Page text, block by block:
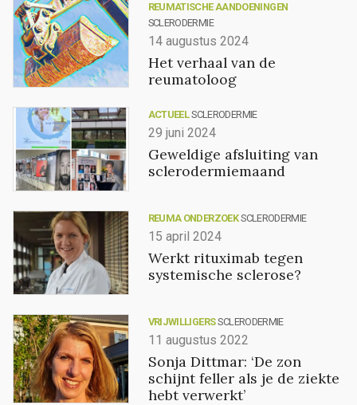
REUMATISCHE AANDOENINGEN
SCLERODERMIE
14 augustus 2024
Het verhaal van de
reumatoloog
ACTUEEL SCLERODERMIE
29 juni 2024
Geweldige afsluiting van
sclerodermiemaand
REUMA ONDERZOEK SCLERODERMIE
15 april 2024
Werkt rituximab tegen
systemische sclerose?
VRIJWILLIGERS SCLERODERMIE
11 augustus 2022
Sonja Dittmar: ‘De zon
schijnt feller als je de ziekte
hebt verwerkt’